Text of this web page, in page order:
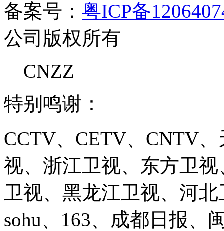
备案号： 粤ICP备
公司版权所有
CNZZ
特别鸣谢：
CCTV、CETV、CNTV
视、浙江卫视、东方卫
卫视、黑龙江卫视、河北
sohu、163、成都日报、